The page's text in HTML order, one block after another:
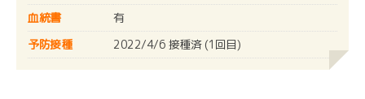
血統書
有
予防接種
2022/4/6 接種済 (1回目)